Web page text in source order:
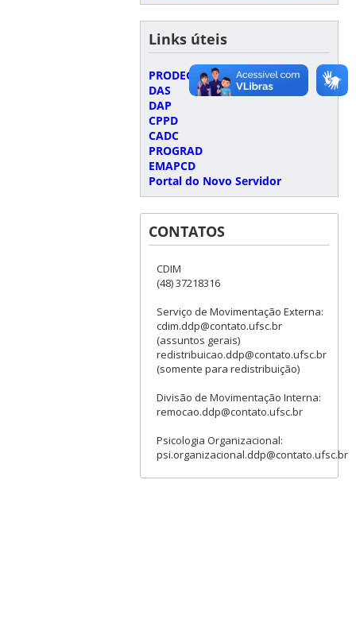
Links úteis
PRODEGESP
DAS
DAP
CPPD
CADC
PROGRAD
EMAPCD
Portal do Novo Servidor
CONTATOS
CDIM
(48) 37218316
Serviço de Movimentação Externa:
cdim.ddp@contato.ufsc.br
(assuntos gerais)
redistribuicao.ddp@contato.ufsc.br
(somente para redistribuição)
Divisão de Movimentação Interna:
remocao.ddp@contato.ufsc.br
Psicologia Organizacional:
psi.organizacional.ddp@contato.ufsc.br